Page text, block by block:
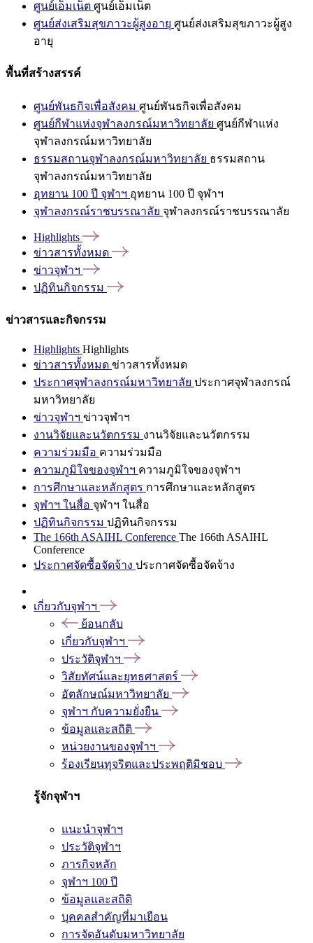
ศูนย์เอ็มเน็ต ศูนย์เอ็มเน็ต
ศูนย์ส่งเสริมสุขภาวะผู้สูงอายุ ศูนย์ส่งเสริมสุขภาวะผู้สูง
อายุ
พื้นที่สร้างสรรค์
ศูนย์พันธกิจเพื่อสังคม ศูนย์พันธกิจเพื่อสังคม
ศูนย์กีฬาแห่งจุฬาลงกรณ์มหาวิทยาลัย ศูนย์กีฬาแห่ง
จุฬาลงกรณ์มหาวิทยาลัย
ธรรมสถานจุฬาลงกรณ์มหาวิทยาลัย ธรรมสถาน
จุฬาลงกรณ์มหาวิทยาลัย
อุทยาน 100 ปี จุฬาฯ อุทยาน 100 ปี จุฬาฯ
จุฬาลงกรณ์ราชบรรณาลัย จุฬาลงกรณ์ราชบรรณาลัย
Highlights
ข่าวสารทั้งหมด
ข่าวจุฬาฯ
ปฏิทินกิจกรรม
ข่าวสารและกิจกรรม
Highlights Highlights
ข่าวสารทั้งหมด ข่าวสารทั้งหมด
ประกาศจุฬาลงกรณ์มหาวิทยาลัย ประกาศจุฬาลงกรณ์
มหาวิทยาลัย
ข่าวจุฬาฯ ข่าวจุฬาฯ
งานวิจัยและนวัตกรรม งานวิจัยและนวัตกรรม
ความร่วมมือ ความร่วมมือ
ความภูมิใจของจุฬาฯ ความภูมิใจของจุฬาฯ
การศึกษาและหลักสูตร การศึกษาและหลักสูตร
จุฬาฯ ในสื่อ จุฬาฯ ในสื่อ
ปฏิทินกิจกรรม ปฏิทินกิจกรรม
The 166th ASAIHL Conference The 166th ASAIHL
Conference
ประกาศจัดซื้อจัดจ้าง ประกาศจัดซื้อจัดจ้าง
เกี่ยวกับจุฬาฯ
ย้อนกลับ
เกี่ยวกับจุฬาฯ
ประวัติจุฬาฯ
วิสัยทัศน์และยุทธศาสตร์
อัตลักษณ์มหาวิทยาลัย
จุฬาฯ กับความยั่งยืน
ข้อมูลและสถิติ
หน่วยงานของจุฬาฯ
ร้องเรียนทุจริตและประพฤติมิชอบ
รู้จักจุฬาฯ
แนะนำจุฬาฯ
ประวัติจุฬาฯ
ภารกิจหลัก
จุฬาฯ 100 ปี
ข้อมูลและสถิติ
บุคคลสำคัญที่มาเยือน
การจัดอันดับมหาวิทยาลัย